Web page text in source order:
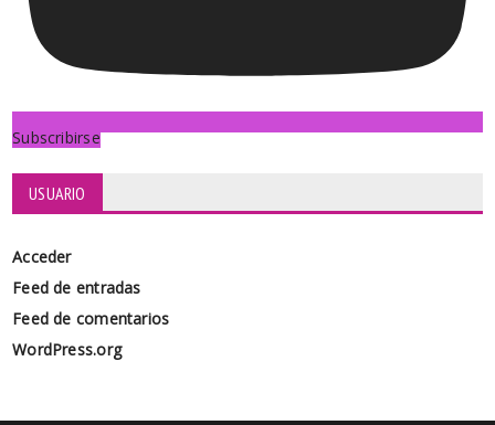
Subscribirse
USUARIO
Acceder
Feed de entradas
Feed de comentarios
WordPress.org